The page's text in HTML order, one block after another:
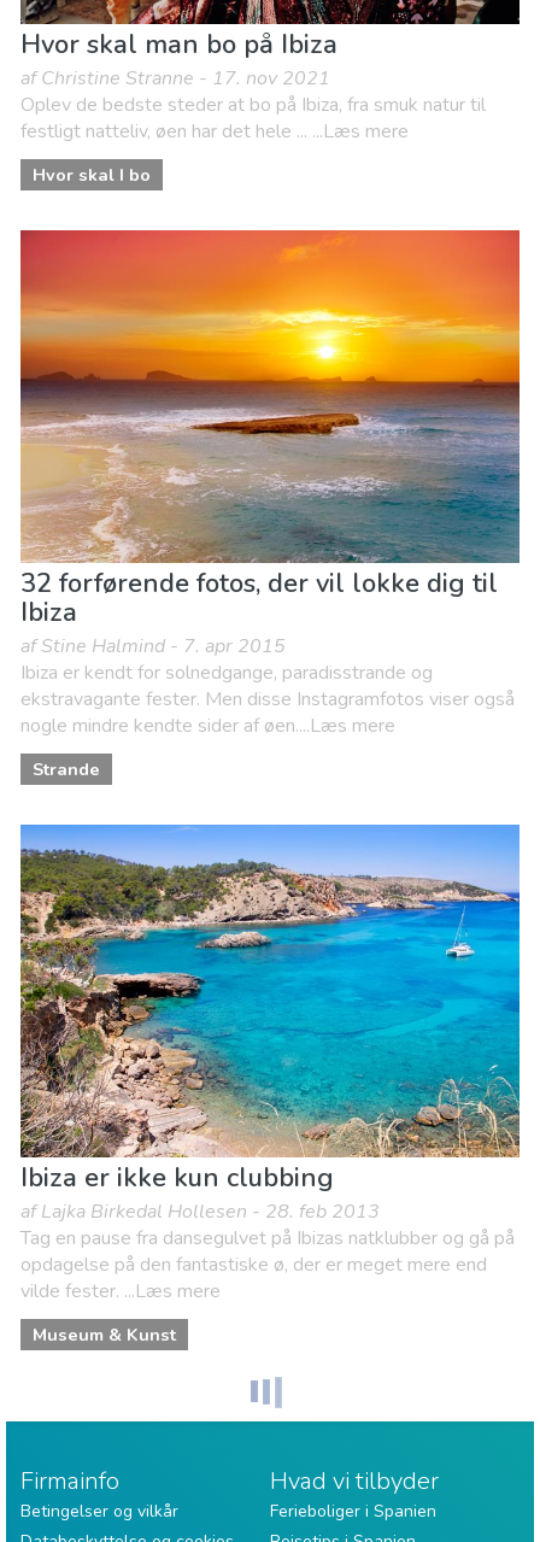
Hvor skal man bo på Ibiza
af Christine Stranne - 17. nov 2021
Oplev de bedste steder at bo på Ibiza, fra smuk natur til
festligt natteliv, øen har det hele ... ...Læs mere
Hvor skal I bo
32 forførende fotos, der vil lokke dig til
Ibiza
af Stine Halmind - 7. apr 2015
Ibiza er kendt for solnedgange, paradisstrande og
ekstravagante fester. Men disse Instagramfotos viser også
nogle mindre kendte sider af øen....Læs mere
Strande
Ibiza er ikke kun clubbing
af Lajka Birkedal Hollesen - 28. feb 2013
Tag en pause fra dansegulvet på Ibizas natklubber og gå på
opdagelse på den fantastiske ø, der er meget mere end
vilde fester. ...Læs mere
Museum & Kunst
Firmainfo
Betingelser og vilkår
Hvad vi tilbyder
Ferieboliger i Spanien